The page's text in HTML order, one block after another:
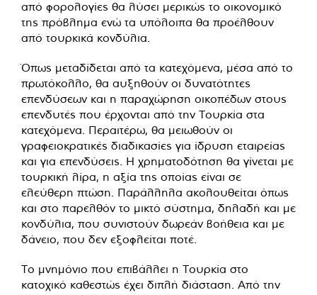
από φορολογίες θα λύσει μερικώς το οικονομικό
της πρόβλημα ενώ τα υπόλοιπα θα προέλθουν
από τουρκικά κονδύλια.
Όπως μεταδίδεται από τα κατεχόμενα, μέσα από το
πρωτόκολλο, θα αυξηθούν οι δυνατότητες
επενδύσεων και η παραχώρηση οικοπέδων στους
επενδυτές που έρχονται από την Τουρκία στα
κατεχόμενα. Περαιτέρω, θα μειωθούν οι
γραφειοκρατικές διαδικασίες για ίδρυση εταιρείας
και για επενδύσεις. Η χρηματοδότηση θα γίνεται με
τουρκική λίρα, η αξία της οποίας είναι σε
ελεύθερη πτώση. Παράλληλα ακολουθείται όπως
και στο παρελθόν το μικτό σύστημα, δηλαδή και με
κονδύλια, που συνιστούν δωρεάν βοήθεια και με
δάνειο, που δεν εξοφλείται ποτέ.
Το μνημόνιο που επιβάλλει η Τουρκία στο
κατοχικό καθεστώς έχει διπλή διάσταση. Από την